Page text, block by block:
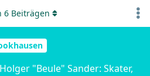
"Beule" Sander: Skater,
6Beiträgen